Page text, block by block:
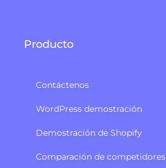
Producto
Contáctenos
WordPress demostración
Demostración de Shopify
Comparación de competidores